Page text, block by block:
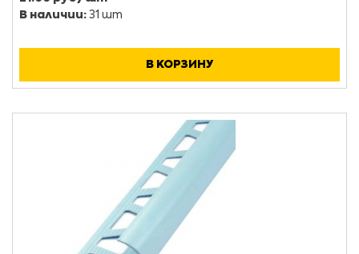
В наличии: 31 шт
В КОРЗИНУ